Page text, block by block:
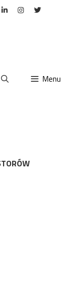
Menu